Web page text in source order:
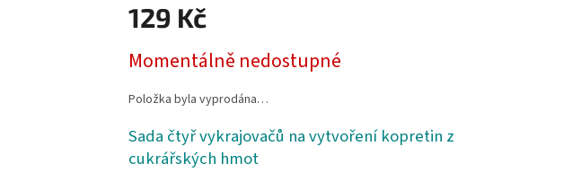
129 Kč
cena:
Momentálně nedostupné
Položka byla vyprodána…
Sada čtyř vykrajovačů na vytvoření kopretin z
cukrářských hmot